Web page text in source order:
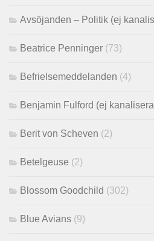
Avsöjanden – Politik (ej
Beatrice Penninger (73)
Befrielsemeddelanden (4)
Benjamin Fulford (ej
Berit von Scheven (2)
Betelgeuse (2)
Blossom Goodchild (302)
Blue Avians (9)